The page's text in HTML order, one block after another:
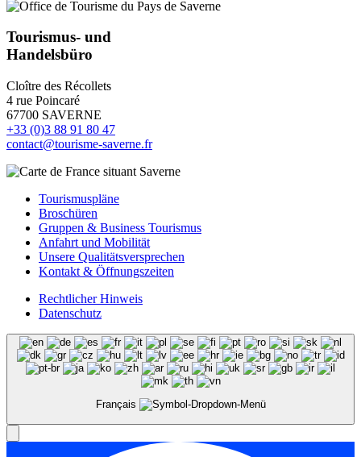
Tourismus- und
Handelsbüro
Cloître des Récollets
4 rue Poincaré
67700 SAVERNE
+33 (0)3 88 91 80 47
contact@tourisme-saverne.fr
Tourismuspläne
Broschüren
Gruppen & Business Tourismus
Anfahrt und Mobilität
Unsere Qualitätsversprechen
Kontakt & Öffnungszeiten
Rechtlicher Hinweis
Datenschutz
Français